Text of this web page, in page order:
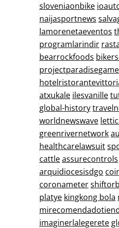
sloveniaonbike
naijasportnews
lamorenetaeventos
programlarindir
bearrockfoods
projectparadisegame
atxukale ilesvanille
global-history
worldnewswave
greenrivernetwork
healthcarelawsuit
cattleassurecontrols
arquidiocesisdgo
coronameter
platye kingkong bola
imaginerlalegerete